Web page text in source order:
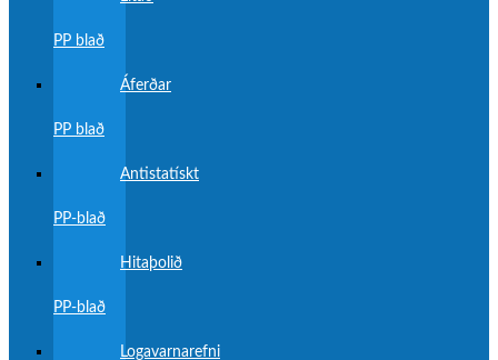
PP blað
Áferðar
PP blað
Antistatískt
PP-blað
Hitaþolið
PP-blað
Logavarnarefni